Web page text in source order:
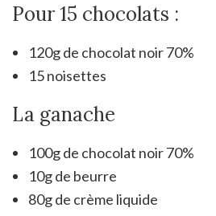
Pour 15 chocolats :
120g de chocolat noir 70%
15 noisettes
La ganache
100g de chocolat noir 70%
10g de beurre
80g de crème liquide